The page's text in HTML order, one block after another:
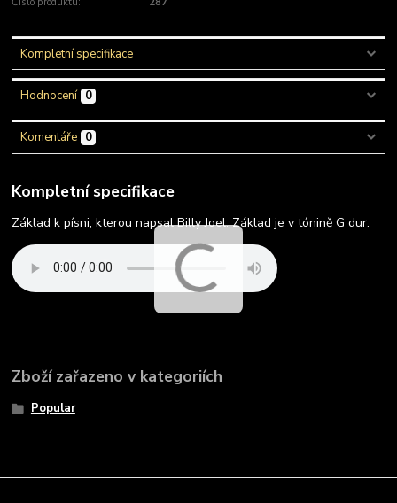
Kompletní specifikace
Hodnocení 0
Komentáře 0
Kompletní specifikace
Základ k písni, kterou napsal Billy Joel. Základ je v tónině G dur.
Zboží zařazeno v kategoriích
Popular